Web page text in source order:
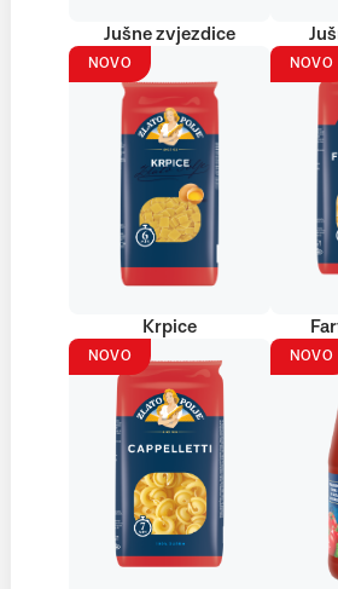
Jušne zvjezdice
NOVO
Krpice
NOVO
NOVO NOVO